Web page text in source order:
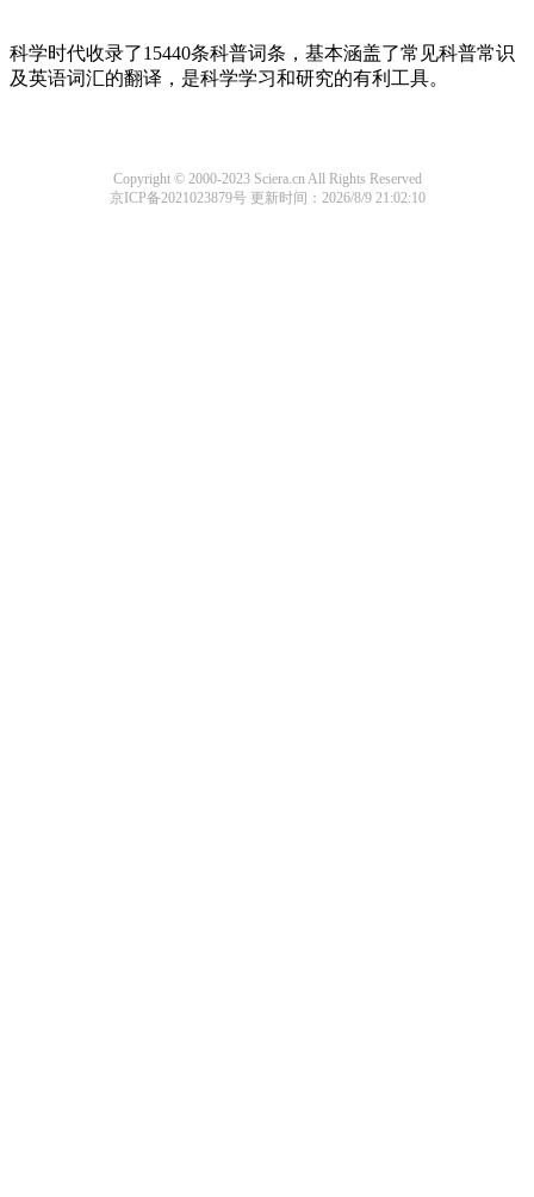
科学时代收录了15440条科普词条，基本涵盖了常见科普常识
及英语词汇的翻译，是科学学习和研究的有利工具。
Copyright © 2000-2023 Sciera.cn All Rights Reserved
京ICP备2021023879号更新时间：2026/8/9 21:02:10